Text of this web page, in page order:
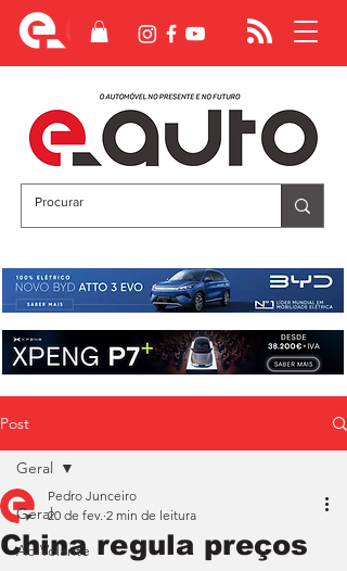
Post
Geral
Ao Volante
Geral
China regula preços
Pedro Junceiro
20 de fev. 2 min de leitura